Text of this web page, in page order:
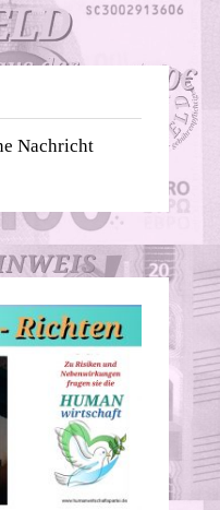
Nachricht